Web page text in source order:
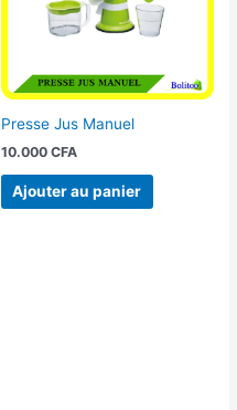
Presse Jus Manuel
10.000 CFA
Ajouter au panier